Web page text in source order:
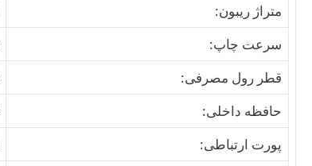
متراژ ریبون:
سرعت چاپ:
قطر رول مصرفی:
حافظه داخلی:
پورت ارتباطی: